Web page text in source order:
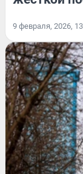
9 февраля, 2026,